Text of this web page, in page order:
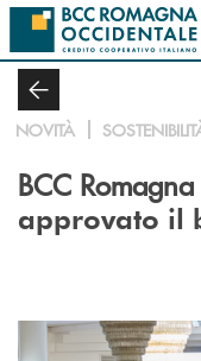
Salta al contenuto principale
NOVITÀ
BCC
approvato il